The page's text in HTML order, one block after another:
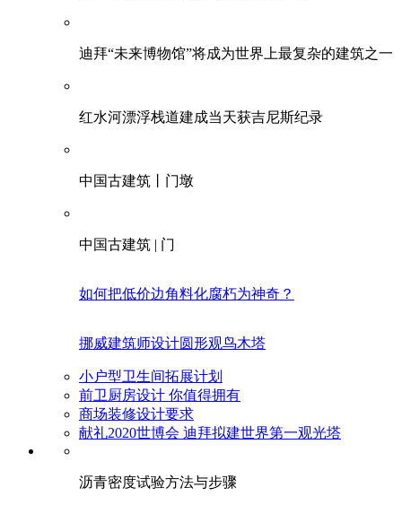
迪拜“未来博物馆”将成为世界上最复杂的建筑之一
红水河漂浮栈道建成当天获吉尼斯纪录
中国古建筑丨门墩
中国古建筑 | 门
如何把低价边角料化腐朽为神奇？
挪威建筑师设计圆形观鸟木塔
小户型卫生间拓展计划
前卫厨房设计 你值得拥有
商场装修设计要求
献礼2020世博会 迪拜拟建世界第一观光塔
​沥青密度试验方法与步骤